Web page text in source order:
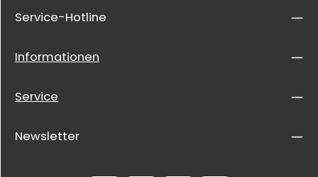
Service-Hotline
Informationen
Service
Newsletter